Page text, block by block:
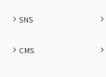
SNS
CMS